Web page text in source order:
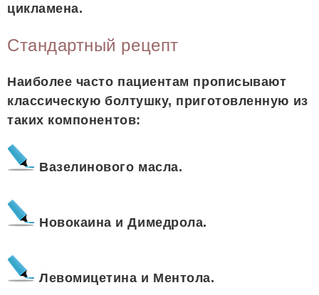
цикламена.
Стандартный рецепт
Наиболее часто пациентам прописывают
классическую болтушку, приготовленную из
таких компонентов:
Вазелинового масла.
Новокаина и Димедрола.
Левомицетина и Ментола.